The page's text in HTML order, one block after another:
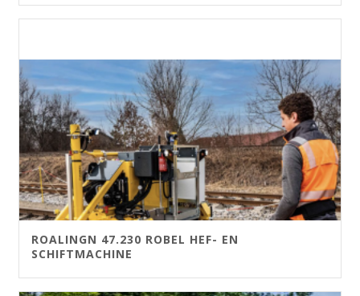
ROALINGN 47.230 ROBEL HEF- EN
SCHIFTMACHINE